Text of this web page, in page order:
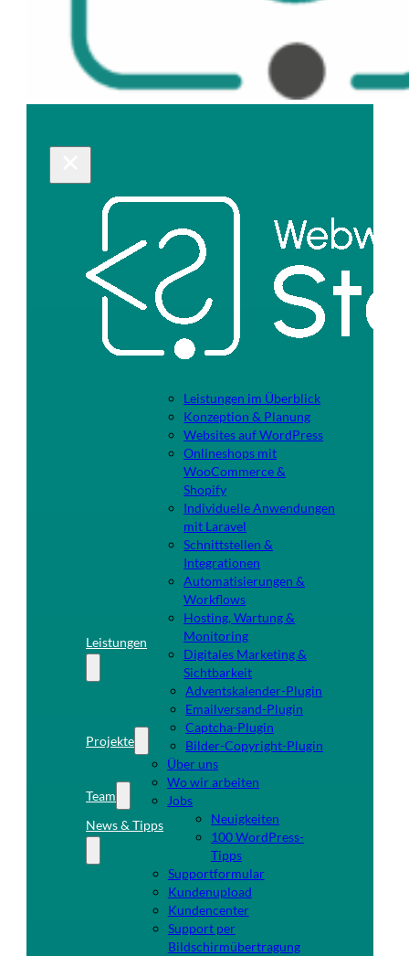
Leistungen
Leistungen im Überblick
Konzeption & Planung
Websites auf WordPress
Onlineshops mit
WooCommerce &
Shopify
Individuelle Anwendungen
mit Laravel
Schnittstellen &
Integrationen
Automatisierungen &
Workflows
Hosting, Wartung &
Monitoring
Digitales Marketing &
Sichtbarkeit
Projekte
Adventskalender-Plugin
Emailversand-Plugin
Captcha-Plugin
Bilder-Copyright-Plugin
Team
Über uns
Wo wir arbeiten
Jobs
News & Tipps
Neuigkeiten
100 WordPress-
Tipps
Supportformular
Kundenupload
Kundencenter
Support per
Bildschirmübertragung